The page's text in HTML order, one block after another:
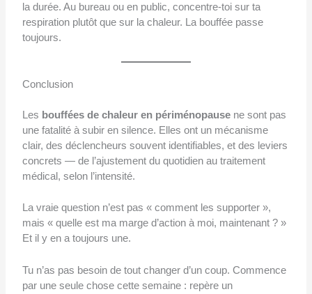
la durée. Au bureau ou en public, concentre-toi sur ta
respiration plutôt que sur la chaleur. La bouffée passe
toujours.
Conclusion
Les bouffées de chaleur en périménopausene sont pas
une fatalité à subir en silence. Elles ont un mécanisme
clair, des déclencheurs souvent identifiables, et des leviers
concrets — de l’ajustement du quotidien au traitement
médical, selon l’intensité.
La vraie question n’est pas « comment les supporter »,
mais « quelle est ma marge d’action à moi, maintenant ? »
Et il y en a toujours une.
Tu n’as pas besoin de tout changer d’un coup. Commence
par une seule chose cette semaine : repère un